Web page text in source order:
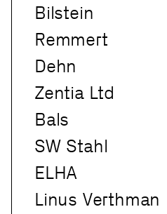
Bilstein
Remmert
Dehn
Zentia Ltd
Bals
SW Stahl
ELHA
Linus Verthman